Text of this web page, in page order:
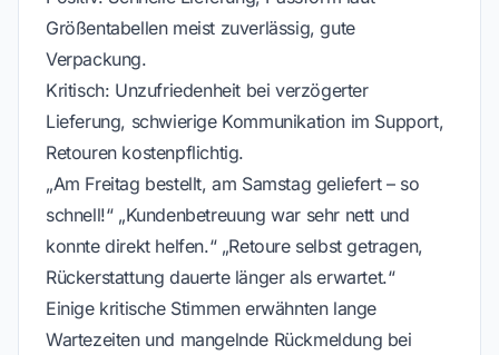
Größentabellen meist zuverlässig, gute
Verpackung.
Kritisch: Unzufriedenheit bei verzögerter
Lieferung, schwierige Kommunikation im Support,
Retouren kostenpflichtig.
„Am Freitag bestellt, am Samstag geliefert – so
schnell!“ „Kundenbetreuung war sehr nett und
konnte direkt helfen.“ „Retoure selbst getragen,
Rückerstattung dauerte länger als erwartet.“
Einige kritische Stimmen erwähnten lange
Wartezeiten und mangelnde Rückmeldung bei